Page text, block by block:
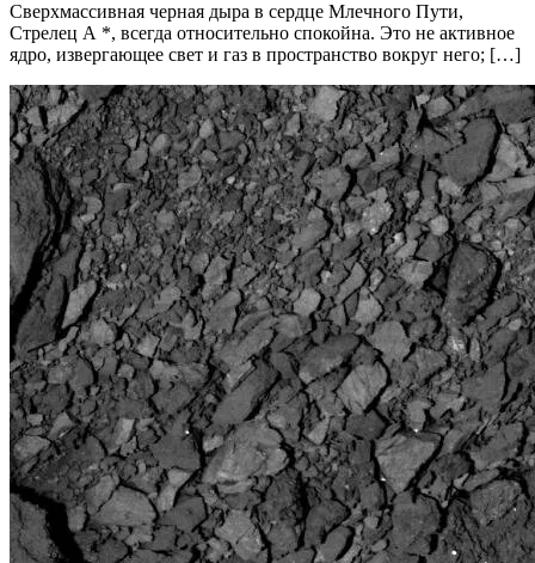
Сверхмассивная черная дыра в сердце Млечного Пути,
Стрелец А *, всегда относительно спокойна. Это не активное
ядро, извергающее свет и газ в пространство вокруг него; […]